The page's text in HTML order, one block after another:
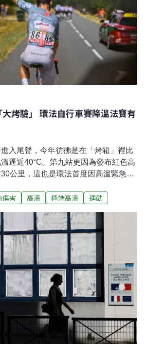
即可安裝，不需電網營運商批准，不論
餘電力回饋電網，都能輕鬆執行。此
這類系統的增值稅，並保障強化租屋
出租公寓內也可使用。對民眾來說，
小
烤驗」 環法自行車賽降溫法寶有
入尾聲，今年彷彿是在「烤箱」裡比
逼近40°C。第九站更因為發布紅色高
公里，這也是環法首度因高溫緊急縮
要時可以取消賽段。各車隊紛紛搬出
行車環賽之一，每年夏天舉辦，比賽
分為四大類：平地、丘陵、高山及個
計共21個賽段。據《路透社》報導，
布紅色高溫警報，預計午後氣溫會高
自行車賽第九站丘陵賽段，從馬勒莫爾
塞（Ussel）的賽程，臨時由185.5公里
減少大約30公里，以降低選手在烈日
。法國內政部一份文件指出，地方行
只要發布紅色高溫警報，可自行決定
傷害 高溫 極端高溫 運動